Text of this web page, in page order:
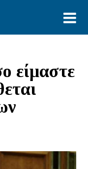
είμαστε